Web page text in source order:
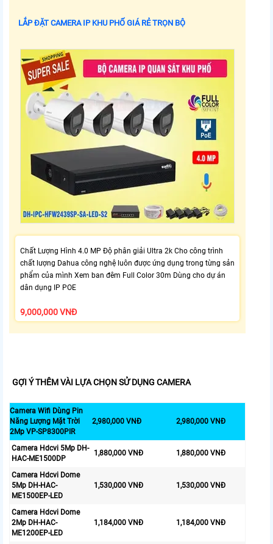
LẮP ĐẶT CAMERA IP KHU PHỐ GIÁ RẺ TRỌN BỘ
Chất Lượng Hình 4.0 MP Độ phân giải Ultra 2k Cho công trình
chất lượng Dahua công nghệ luôn được ứng dụng trong từng sản
phẩm của mình Xem ban đêm Full Color 30m Dùng cho dự án
dân dụng IP POE
9,000,000 VNĐ
GỢI Ý THÊM VÀI LỰA CHỌN SỬ DỤNG CAMERA
Camera Wifi Dùng Pin
Năng Lượng Mặt Trời
2Mp VP-SP8300PIR
2,980,000 VNĐ 2,980,000 VNĐ
Camera Hdcvi 5Mp DH-
HAC-ME1500DP
1,880,000 VNĐ 1,880,000 VNĐ
Camera Hdcvi Dome
5Mp DH-HAC-
ME1500EP-LED
1,530,000 VNĐ 1,530,000 VNĐ
Camera Hdcvi Dome
2Mp DH-HAC-
ME1200EP-LED
1,184,000 VNĐ 1,184,000 VNĐ